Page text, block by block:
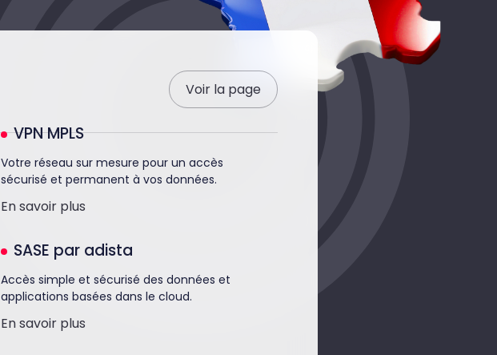
Voir la page
VPN MPLS
Votre réseau sur mesure pour un accès
sécurisé et permanent à vos données.
En savoir plus
SASE par adista
Accès simple et sécurisé des données et
applications basées dans le cloud.
En savoir plus